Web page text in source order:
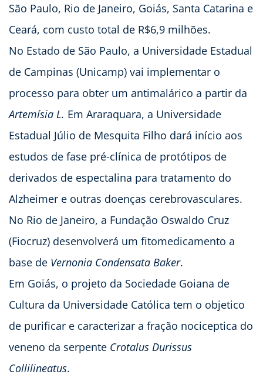
São Paulo, Rio de Janeiro, Goiás, Santa Catarina e
Ceará, com custo total de R$6,9 milhões.
No Estado de São Paulo, a Universidade Estadual
de Campinas (Unicamp) vai implementar o
processo para obter um antimalárico a partir da
Artemísia L. Em Araraquara, a Universidade
Estadual Júlio de Mesquita Filho dará início aos
estudos de fase pré-clínica de protótipos de
derivados de espectalina para tratamento do
Alzheimer e outras doenças cerebrovasculares.
No Rio de Janeiro, a Fundação Oswaldo Cruz
(Fiocruz) desenvolverá um fitomedicamento a
base de Vernonia Condensata Baker.
Em Goiás, o projeto da Sociedade Goiana de
Cultura da Universidade Católica tem o objetico
de purificar e caracterizar a fração nociceptica do
veneno da serpente Crotalus Durissus
Collilineatus.